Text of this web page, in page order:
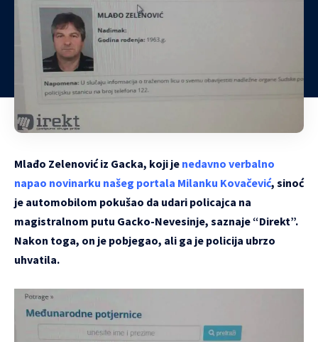
Mlađo Zelenović iz Gacka, koji je nedavno verbalno
napao novinarku našeg portala Milanku Kovačević, sinoć
je automobilom pokušao da udari policajca na
magistralnom putu Gacko-Nevesinje, saznaje “Direkt”.
Nakon toga, on je pobjegao, ali ga je policija ubrzo
uhvatila.